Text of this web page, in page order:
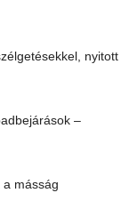
nyitott
–
másság